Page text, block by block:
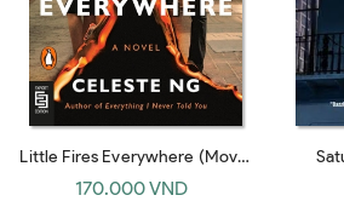
Little Fires Everywhere (Movie
Tie-In)
170.000 VND